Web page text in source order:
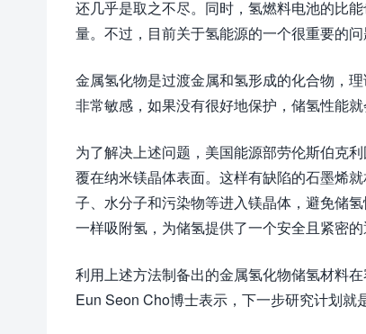
还几乎是取之不尽。同时，氢燃料电池的比
量。不过，目前关于氢能源的一个很重要的问
金属氢化物是过渡金属和氢形成的化合物，
非常敏感，如果没有很好地保护，储氢性能就
为了解决上述问题，美国能源部劳伦斯伯克
覆在纳米镁晶体表面。这样有缺陷的石墨烯
子、水分子和污染物等进入镁晶体，避免储
一样吸附氢，为储氢提供了一个安全且紧密的
利用上述方法制备出的金属氢化物储氢材料
Eun Seon Cho博士表示，下一步研究计划就